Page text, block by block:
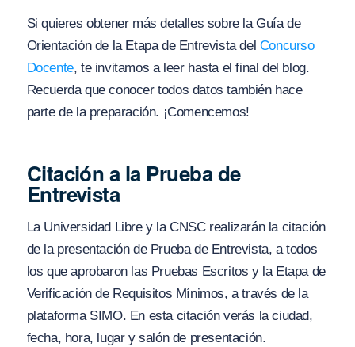
Si quieres obtener más detalles sobre la Guía de
Orientación de la Etapa de Entrevista del Concurso
Docente, te invitamos a leer hasta el final del blog.
Recuerda que conocer todos datos también hace
parte de la preparación. ¡Comencemos!
Citación a la Prueba de
Entrevista
La Universidad Libre y la CNSC realizarán la citación
de la presentación de Prueba de Entrevista, a todos
los que aprobaron las Pruebas Escritos y la Etapa de
Verificación de Requisitos Mínimos, a través de la
plataforma SIMO. En esta citación verás la ciudad,
fecha, hora, lugar y salón de presentación.